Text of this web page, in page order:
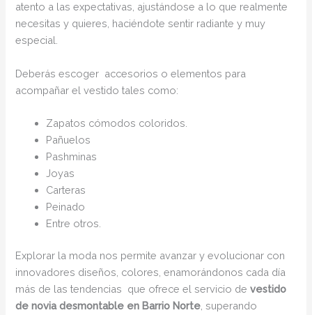
atento a las expectativas, ajustándose a lo que realmente
necesitas y quieres, haciéndote sentir radiante y muy
especial.
Deberás escoger accesorios o elementos para
acompañar el vestido tales como:
Zapatos cómodos coloridos.
Pañuelos
Pashminas
Joyas
Carteras
Peinado
Entre otros.
Explorar la moda nos permite avanzar y evolucionar con
innovadores diseños, colores, enamorándonos cada día
más de las tendencias que ofrece el servicio devestido
de novia desmontable en Barrio Norte , superando